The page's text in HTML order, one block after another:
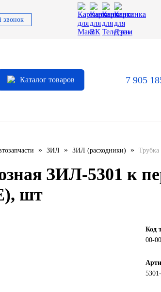
звонок
Каталог товаров 7 905
» ЗИЛ » ЗИЛ (расходники) »
ЗИЛ-5301 к
шт
Код
00-